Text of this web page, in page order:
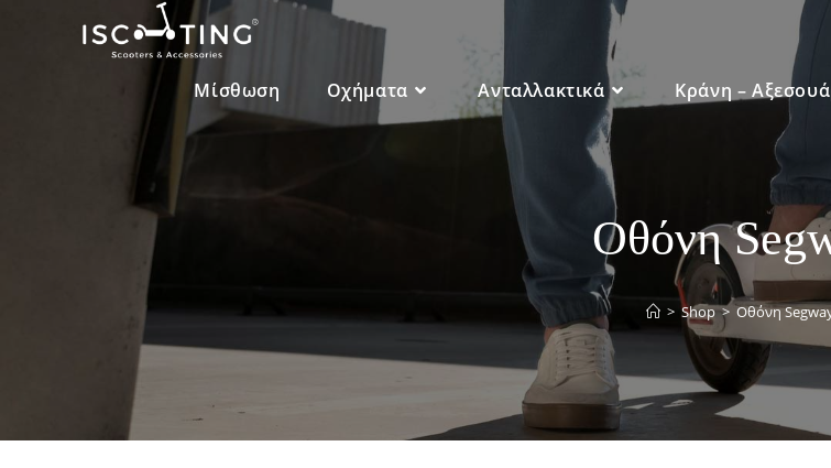
Μίσθωση Οχήματα Ανταλλακτικά Κράνη –
Οθόνη
> Shop > Οθόνη